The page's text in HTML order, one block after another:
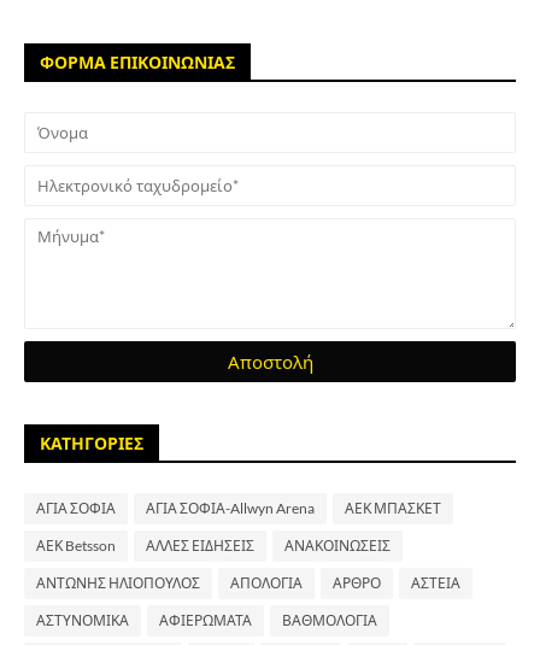
ΦΟΡΜΑ ΕΠΙΚΟΙΝΩΝΙΑΣ
ΚΑΤΗΓΟΡΙΕΣ
ΑΓΙΑ ΣΟΦΙΑ ΑΓΙΑ ΣΟΦΙΑ-Allwyn Arena ΑΕΚ ΜΠΑΣΚΕΤ
ΑΕΚ Betsson ΑΛΛΕΣ ΕΙΔΗΣΕΙΣ ΑΝΑΚΟΙΝΩΣΕΙΣ
ΑΝΤΩΝΗΣ ΗΛΙΟΠΟΥΛΟΣ ΑΠΟΛΟΓΙΑ ΑΡΘΡΟ ΑΣΤΕΙΑ
ΑΣΤΥΝΟΜΙΚΑ ΑΦΙΕΡΩΜΑΤΑ ΒΑΘΜΟΛΟΓΙΑ